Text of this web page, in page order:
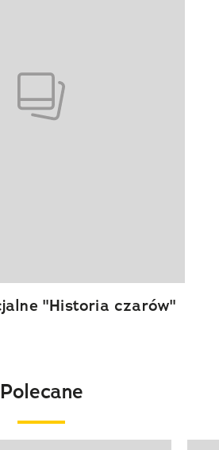
"Historia czarów"
Polecane